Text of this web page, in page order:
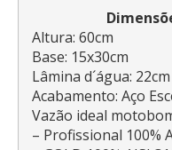
Altura: 60cm
Base: 15x30cm
Lâmina d´água: 22cm
Acabamento: Aço
Vazão ideal
– Profissional 100%